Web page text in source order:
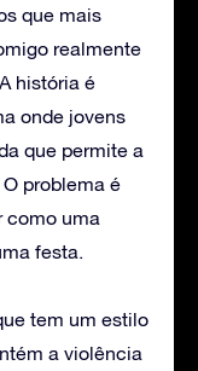
que mais
realmente
história é
onde jovens
que permite a
problema é
como uma
festa.
tem um estilo
a violência